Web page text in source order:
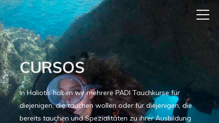
CURSOS
In Haliotis haben wir mehrere PADI Tauchkurse für
diejenigen, die tauchen wollen oder für diejenigen, die
bereits tauchen und Spezialitäten zu ihrer Ausbildung